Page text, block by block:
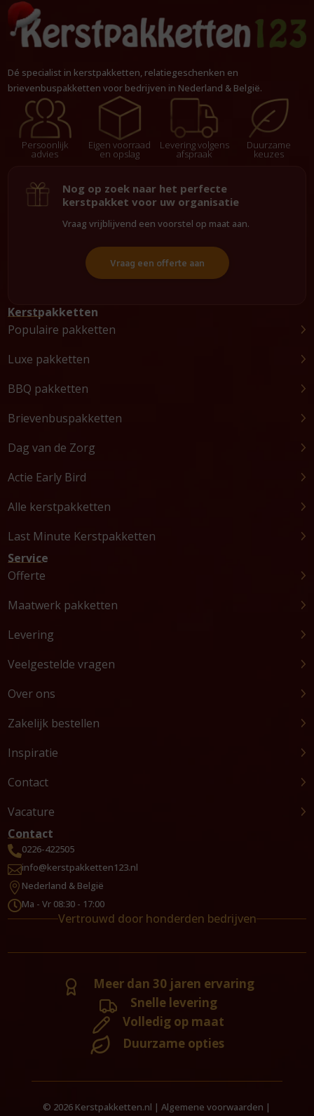
Dé specialist in kerstpakketten, relatiegeschenken en
brievenbuspakketten voor bedrijven in Nederland & België.
Persoonlijk
advies
Eigen voorraad
en opslag
Levering volgens
afspraak
Duurzame
keuzes
Nog op zoek naar het perfecte
kerstpakket voor uw organisatie
Vraag vrijblijvend een voorstel op maat aan.
Vraag een offerte aan
Kerstpakketten
Populaire pakketten
Luxe pakketten
BBQ pakketten
Brievenbuspakketten
Dag van de Zorg
Actie Early Bird
Alle kerstpakketten
Last Minute Kerstpakketten
Service
Offerte
Maatwerk pakketten
Levering
Veelgestelde vragen
Over ons
Zakelijk bestellen
Inspiratie
Contact
Vacature
Contact
0226-422505
info@kerstpakketten123.nl
 Nederland & België
Ma - Vr 08:30 - 17:00
Vertrouwd door honderden bedrijven
Meer dan 30 jaren ervaring
Snelle levering
Volledig op maat
Duurzame opties
© 2026 Kerstpakketten.nl |Algemene voorwaarden |